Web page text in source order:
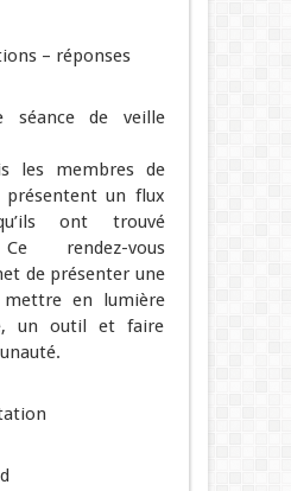
– réponses
séance de veille
les membres de
présentent un flux
ont trouvé
rendez-vous
de présenter une
en lumière
un outil et faire